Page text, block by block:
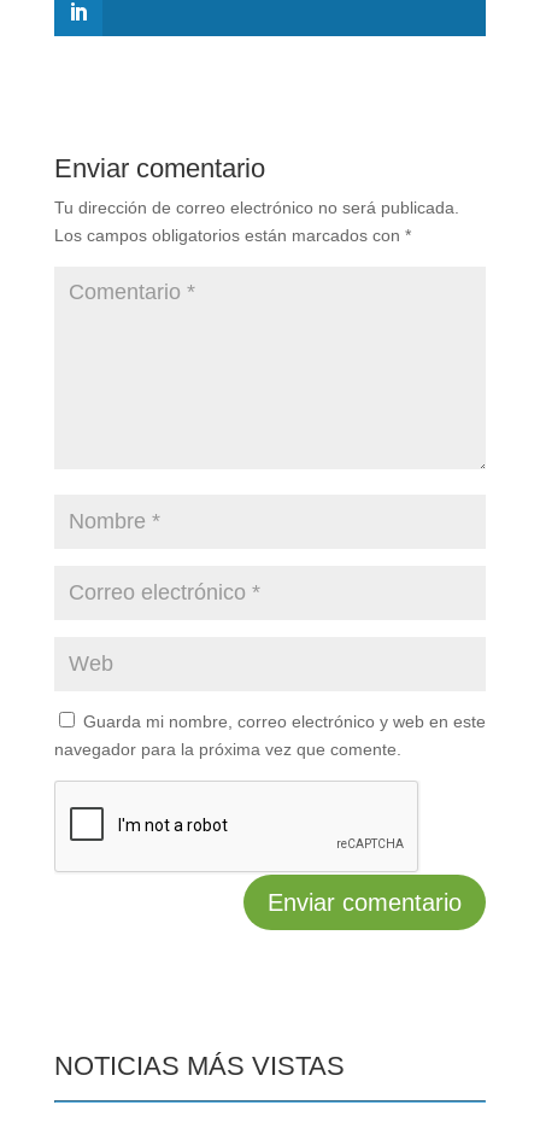
Enviar comentario
Tu dirección de correo electrónico no será publicada.
Los campos obligatorios están marcados con *
Guarda mi nombre, correo electrónico y web en este
navegador para la próxima vez que comente.
NOTICIAS MÁS VISTAS